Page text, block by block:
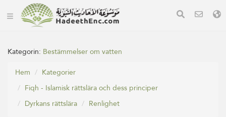
Kategorin: Bestämmelser om vatten
Hem
Kategorier
Fiqh - Islamisk rättslära och dess principer
Dyrkans rättslära
Renlighet